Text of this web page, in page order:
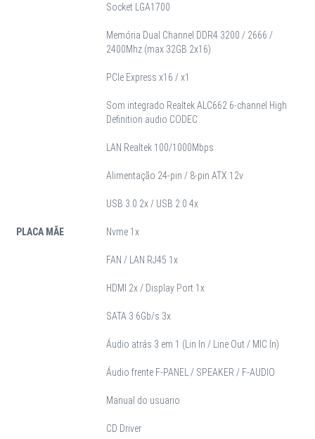
PLACA MÃE
Socket LGA1700
Memória Dual Channel DDR4 3200 / 2666 /
2400Mhz (max 32GB 2x16)
PCIe Express x16 / x1
Som integrado Realtek ALC662 6-channel High
Definition audio CODEC
LAN Realtek 100/1000Mbps
Alimentação 24-pin / 8-pin ATX 12v
USB 3.0 2x / USB 2.0 4x
Nvme 1x
FAN / LAN RJ45 1x
HDMI 2x / Display Port 1x
SATA 3 6Gb/s 3x
Áudio atrás 3 em 1 (Lin In / Line Out / MIC In)
Áudio frente F-PANEL / SPEAKER / F-AUDIO
Manual do usuario
CD Driver